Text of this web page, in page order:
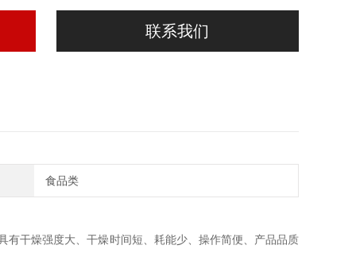
联系我们
食品类
有干燥强度大、干燥时间短、耗能少、操作简便、产品品质